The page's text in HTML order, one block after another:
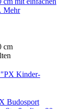
Mehr
cm
"PX Kinder-
Budosport